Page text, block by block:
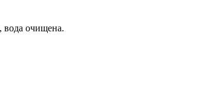
вода очищена.